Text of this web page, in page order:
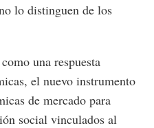
lo distinguen de los
una respuesta
el nuevo instrumento
de mercado para
social vinculados al